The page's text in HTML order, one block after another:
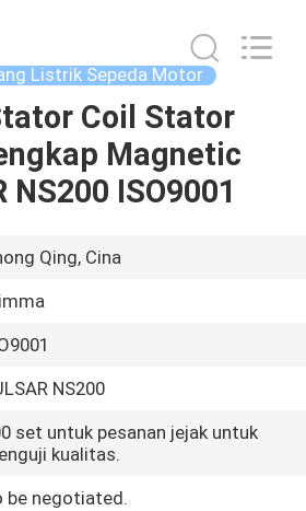
Listrik Sepeda Motor
Coil Stator
Magnetic
NS200 ISO9001
Qing, Cina
NS200
set untuk pesanan jejak untuk
kualitas.
be negotiated.